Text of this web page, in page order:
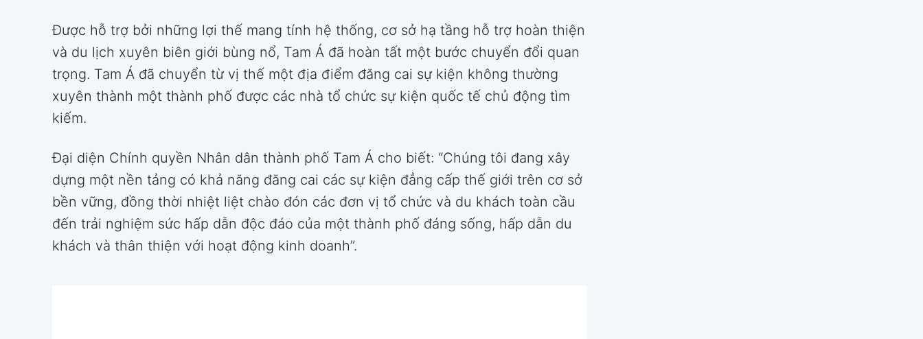
Được hỗ trợ bởi những lợi thế mang tính hệ thống, cơ sở hạ tầng hỗ trợ hoàn thiện
và du lịch xuyên biên giới bùng nổ, Tam Á đã hoàn tất một bước chuyển đổi quan
trọng. Tam Á đã chuyển từ vị thế một địa điểm đăng cai sự kiện không thường
xuyên thành một thành phố được các nhà tổ chức sự kiện quốc tế chủ động tìm
kiếm.
Đại diện Chính quyền Nhân dân thành phố Tam Á cho biết: “Chúng tôi đang xây
dựng một nền tảng có khả năng đăng cai các sự kiện đẳng cấp thế giới trên cơ sở
bền vững, đồng thời nhiệt liệt chào đón các đơn vị tổ chức và du khách toàn cầu
đến trải nghiệm sức hấp dẫn độc đáo của một thành phố đáng sống, hấp dẫn du
khách và thân thiện với hoạt động kinh doanh”.